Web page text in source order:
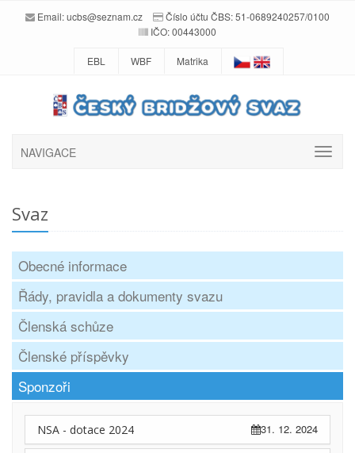
Email:ucbs@seznam.cz
Číslo účtu ČBS: 51-0689240257/0100
IČO: 00443000
EBL WBF Matrika
NAVIGACE
Svaz
Obecné informace
Řády, pravidla a dokumenty svazu
Členská schůze
Členské příspěvky
Sponzoři
31. 12. 2024
NSA - dotace 2024